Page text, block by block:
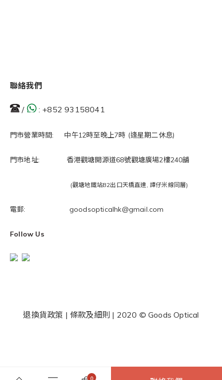
聯絡我們
/ : +852 93158041
門市營業時間: 中午12時至晚上7時 (逢星期二休息)
門市地址: 香港觀塘開源道68號觀塘廣場2樓240舖
(觀塘地鐵站B2出口天橋直達, 譚仔米線同層)
電郵: goodsopticalhk@gmail.com
Follow Us
退換貨政策 | 條款及細則 | 2020 © Goods Optical